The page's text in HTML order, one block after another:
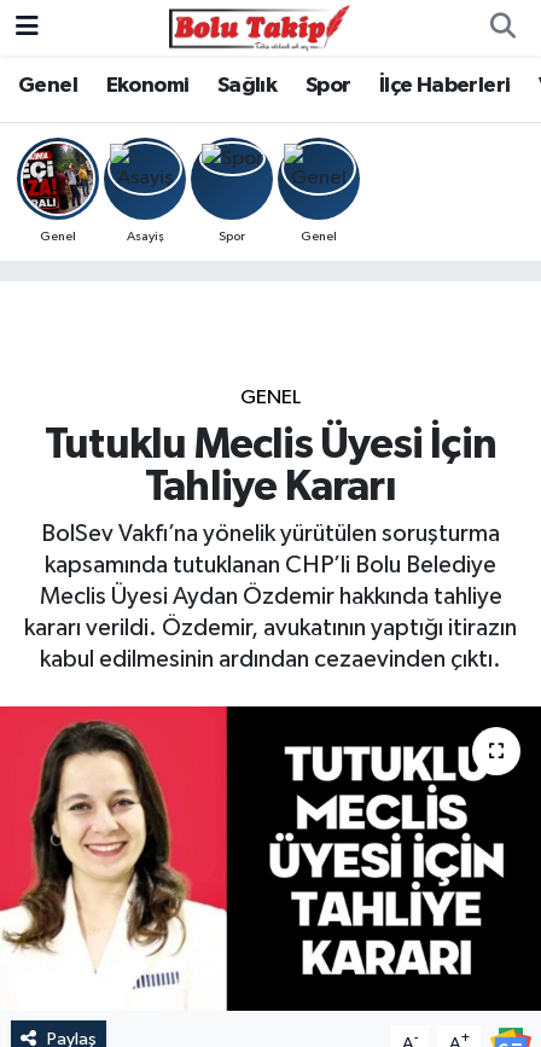
Genel Ekonomi Sağlık Spor İlçe Haberleri
Genel Asayiş Spor Genel
GENEL
Tutuklu Meclis Üyesi İçin
Tahliye Kararı
BolSev Vakfı’na yönelik yürütülen soruşturma
kapsamında tutuklanan CHP’li Bolu Belediye
Meclis Üyesi Aydan Özdemir hakkında tahliye
kararı verildi. Özdemir, avukatının yaptığı itirazın
kabul edilmesinin ardından cezaevinden çıktı.
Paylaş - +